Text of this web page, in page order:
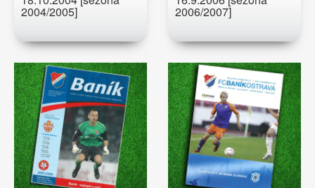
2004/2005] 2006/2007]